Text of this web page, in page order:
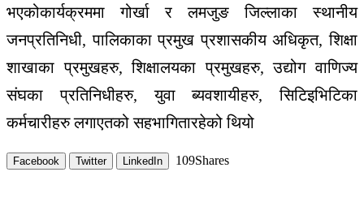
भएकोकार्यक्रममा गोर्खा र लमजुङ जिल्लाका
स्थानीय
जनप्रतिनिधी,पालिकाका प्रमुख प्रशासकीय अधिकृत,शिक्षा
शाखाका प्रमुखहरु,शिक्षालयका प्रमुखहरु,उद्योग वाणिज्य
संघका
प्रतिनिधीहरु,युवा ब्यवशायीहरु,सिटिइभिटिका
कर्मचारीहरु लगाएतको सहभागितारहेको थियो
Facebook Twitter LinkedIn 109Shares